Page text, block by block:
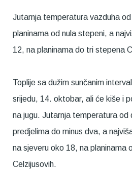
Jutarnja temperatura vazduha
planinama od nula stepeni, a
12, na planinama do tri stepena
Toplije sa dužim sunčanim
srijedu, 14. oktobar, ali će kiše i
na jugu. Jutarnja temperatura od
predjelima do minus dva, a
na sjeveru oko 18, na planinama
Celzijusovih.